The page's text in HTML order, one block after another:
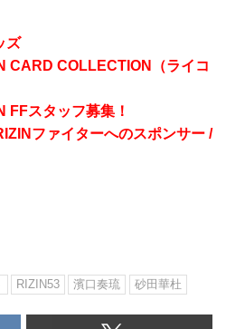
ズ
CARD COLLECTION（ライコ
スタッフ募集！
ファイターへのスポンサー /
RIZIN53 濱口奏琉 砂田華杜